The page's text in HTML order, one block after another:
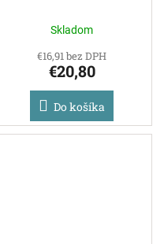
Skladom
€16,91 bez DPH
€20,80
Do košíka